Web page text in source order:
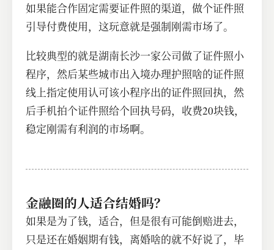
如果能合作固定需要证件照的渠道，做个证件照
引导付费使用，这玩意就是强制刚需市场了。
比较典型的就是湖南长沙一家公司做了证件照小
程序，然后某些城市出入境办理护照啥的证件照
线上指定使用认可该小程序出的证件照回执，然
后手机拍个证件照给个回执号码，收费20块钱，
稳定刚需有利润的市场啊。
金融圈的人适合结婚吗？
如果是为了钱，适合，但是很有可能倒赔进去，
只是还在婚姻期有钱，离婚啥的就不好说了，毕